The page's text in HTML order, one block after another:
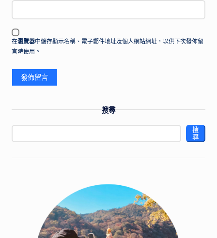
在瀏覽器中儲存顯示名稱、電子郵件地址及個人網站網址，以供下次發佈留
言時使用。
搜尋
搜
尋